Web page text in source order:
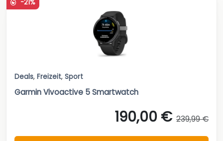
-21%
Deals, Freizeit, Sport
Garmin Vivoactive 5 Smartwatch
190,00 € 239,99 €